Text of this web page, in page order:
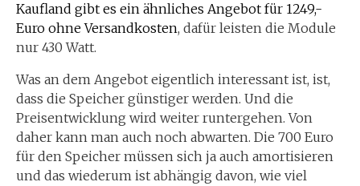
Kaufland gibt es ein ähnliches Angebot für 1249,-
Euro ohne Versandkosten, dafür leisten die Module
nur 430 Watt.
Was an dem Angebot eigentlich interessant ist, ist,
dass die Speicher günstiger werden. Und die
Preisentwicklung wird weiter runtergehen. Von
daher kann man auch noch abwarten. Die 700 Euro
für den Speicher müssen sich ja auch amortisieren
und das wiederum ist abhängig davon, wie viel